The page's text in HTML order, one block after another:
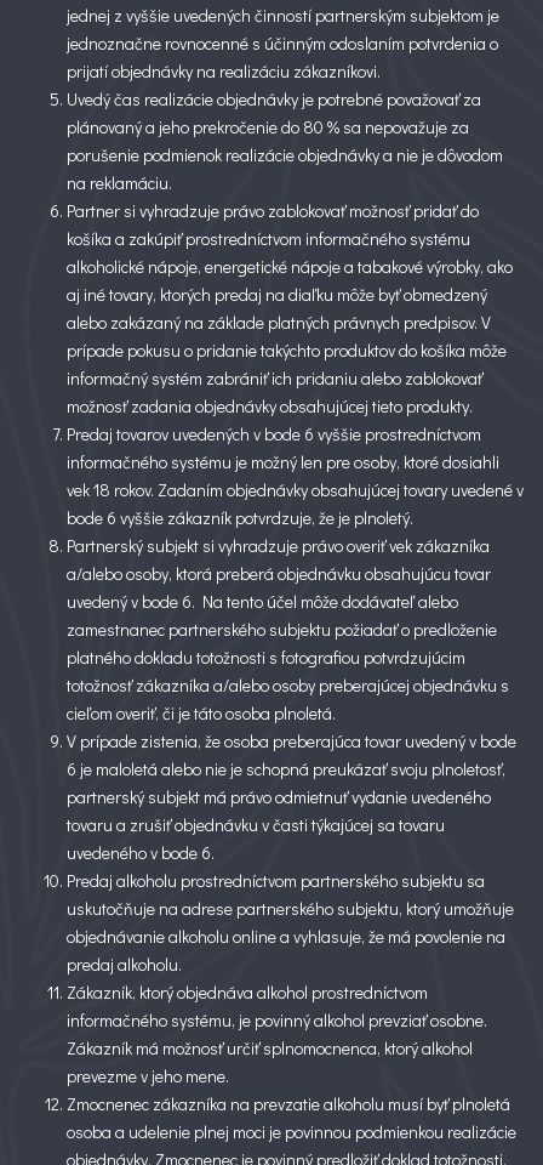
jednej z vyššie uvedených činností partnerským subjektom je
jednoznačne rovnocenné s účinným odoslaním potvrdenia o
prijatí objednávky na realizáciu zákazníkovi.
Uvedý čas realizácie objednávky je potrebné považovať za
plánovaný a jeho prekročenie do 80 % sa nepovažuje za
porušenie podmienok realizácie objednávky a nie je dôvodom
na reklamáciu.
Partner si vyhradzuje právo zablokovať možnosť pridať do
košíka a zakúpiť prostredníctvom informačného systému
alkoholické nápoje, energetické nápoje a tabakové výrobky, ako
aj iné tovary, ktorých predaj na diaľku môže byť obmedzený
alebo zakázaný na základe platných právnych predpisov. V
prípade pokusu o pridanie takýchto produktov do košíka môže
informačný systém zabrániť ich pridaniu alebo zablokovať
možnosť zadania objednávky obsahujúcej tieto produkty.
Predaj tovarov uvedených v bode 6 vyššie prostredníctvom
informačného systému je možný len pre osoby, ktoré dosiahli
vek 18 rokov. Zadaním objednávky obsahujúcej tovary uvedené v
bode 6 vyššie zákazník potvrdzuje, že je plnoletý.
Partnerský subjekt si vyhradzuje právo overiť vek zákazníka
a/alebo osoby, ktorá preberá objednávku obsahujúcu tovar
uvedený v bode 6. Na tento účel môže dodávateľ alebo
zamestnanec partnerského subjektu požiadať o predloženie
platného dokladu totožnosti s fotografiou potvrdzujúcim
totožnosť zákazníka a/alebo osoby preberajúcej objednávku s
cieľom overiť, či je táto osoba plnoletá.
V prípade zistenia, že osoba preberajúca tovar uvedený v bode
6 je maloletá alebo nie je schopná preukázať svoju plnoletosť,
partnerský subjekt má právo odmietnuť vydanie uvedeného
tovaru a zrušiť objednávku v časti týkajúcej sa tovaru
uvedeného v bode 6.
Predaj alkoholu prostredníctvom partnerského subjektu sa
uskutočňuje na adrese partnerského subjektu, ktorý umožňuje
objednávanie alkoholu online a vyhlasuje, že má povolenie na
predaj alkoholu.
Zákazník, ktorý objednáva alkohol prostredníctvom
informačného systému, je povinný alkohol prevziať osobne.
Zákazník má možnosť určiť splnomocnenca, ktorý alkohol
prevezme v jeho mene.
Zmocnenec zákazníka na prevzatie alkoholu musí byť plnoletá
osoba a udelenie plnej moci je povinnou podmienkou realizácie
objednávky. Zmocnenec je povinný predložiť doklad totožnosti,